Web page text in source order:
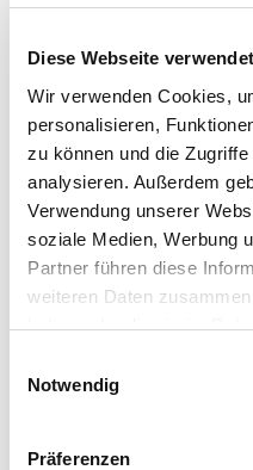
Diese Webseite
Wir verwenden Cookies,
personalisieren,
zu können und die
analysieren. Außerdem
Verwendung unserer
soziale Medien, Werbung
Partner führen diese
weiteren Daten
haben oder die sie im
Cookies, wenn Sie
Notwendig
Präferenzen
Bodelshausen u.
Kontakt:
Georg Kuhn
Weißkreuzstrasse
72379 Hechingen
Übungsplatz:
Im Schelmenwasen
72411 Bodelshausen
Numero di telefono: